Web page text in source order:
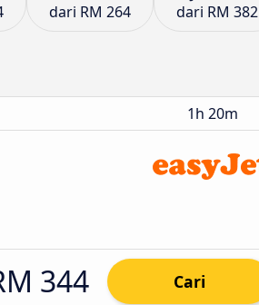
dari RM 264 dari RM 382
1h 20m
344 Cari